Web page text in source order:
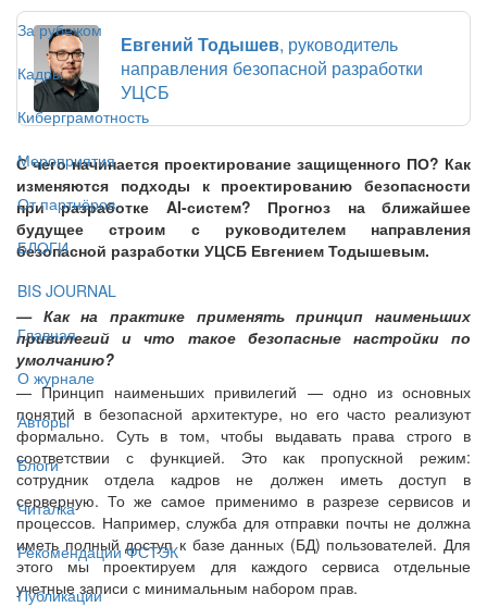
За рубежом
Кадры
Киберграмотность
Мероприятия
От партнёров
БЛОГИ
BIS JOURNAL
Главная
О журнале
Авторы
Блоги
Читалка
Рекомендации ФСТЭК
Публикации
Евгений Тодышев, руководитель
направления безопасной разработки
УЦСБ
С чего начинается проектирование защищенного ПО? Как
изменяются подходы к проектированию безопасности
при разработке AI-систем? Прогноз на ближайшее
будущее строим с руководителем направления
безопасной разработки УЦСБ Евгением Тодышевым.
— Как на практике применять принцип наименьших
привилегий и что такое безопасные настройки по
умолчанию?
— Принцип наименьших привилегий — одно из основных
понятий в безопасной архитектуре, но его часто реализуют
формально. Суть в том, чтобы выдавать права строго в
соответствии с функцией. Это как пропускной режим:
сотрудник отдела кадров не должен иметь доступ в
серверную. То же самое применимо в разрезе сервисов и
процессов. Например, служба для отправки почты не должна
иметь полный доступ к базе данных (БД) пользователей. Для
этого мы проектируем для каждого сервиса отдельные
учетные записи с минимальным набором прав.